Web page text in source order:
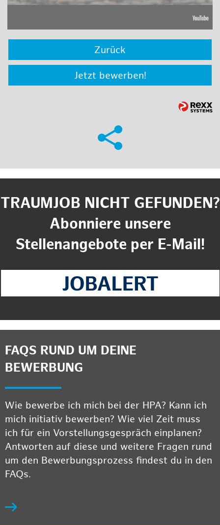
Zurück
Jetzt bewerben!
TRAUMJOB NICHT GEFUNDEN?
Abonniere unsere
Stellenangebote per E-Mail!
FAQS RUND UM DEINE
BEWERBUNG
Wie bewerbe ich mich bei der HPA? Kann ich
mich initiativ bewerben? Wie viel Zeit muss
ich für ein Vorstellungsgespräch einplanen?
Antworten auf diese und weitere Fragen rund
um den Bewerbungsprozess findest du in den
FAQs.